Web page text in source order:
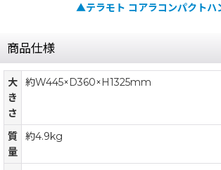
▲テラモト コアラコンパクトハ
商品仕様
大
き
さ
約W445×D360×H1325mm
質
量
約4.9kg